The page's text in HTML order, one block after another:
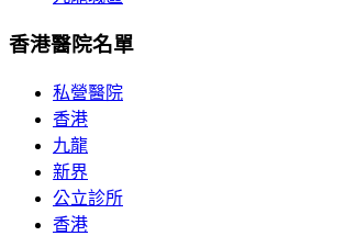
香港醫院名單
私營醫院
香港
九龍
新界
公立診所
香港